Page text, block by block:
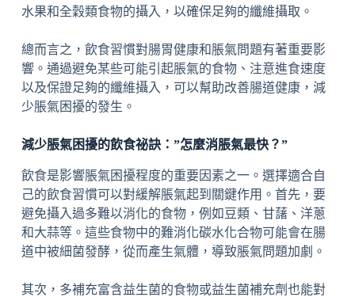
水果和全穀類食物的攝入，以確保足夠的纖維攝取。
總而言之，飲食習慣對腸胃健康和脹氣問題有著重要影
響。通過避免某些可能引起脹氣的食物、注意進食速度
以及保證足夠的纖維攝入，可以幫助改善腸道健康，減
少脹氣困擾的發生。
減少脹氣困擾的飲食祕訣：”怎麼消脹氣最快？”
飲食是影響脹氣困擾程度的重要因素之一。選擇適合自
己的飲食習慣可以對緩解脹氣起到關鍵作用。首先，要
避免攝入過多難以消化的食物，例如豆類、甘藷、洋蔥
和大蒜等。這些食物中的難消化碳水化合物可能會在腸
道中被細菌發酵，從而產生氣體，導致脹氣問題加劇。
其次，多補充富含益生菌的食物或益生菌補充劑也能對